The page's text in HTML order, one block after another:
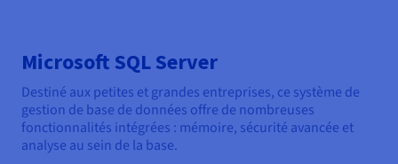
Microsoft SQL Server
Destiné aux petites et grandes entreprises, ce système de
gestion de base de données offre de nombreuses
fonctionnalités intégrées : mémoire, sécurité avancée et
analyse au sein de la base.